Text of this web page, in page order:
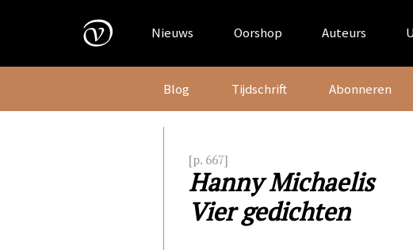
Nieuws Oorshop Auteurs
Blog Tijdschrift Abonneren
[p. 667]
Hanny Michaelis
Vier gedichten